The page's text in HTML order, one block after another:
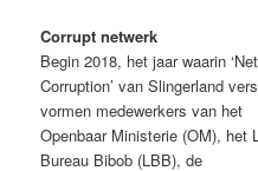
Corrupt netwerk
Begin 2018, het jaar waarin
Corruption’ van Slingerland
vormen medewerkers van het
Openbaar Ministerie (OM), het
Bureau Bibob (LBB), de